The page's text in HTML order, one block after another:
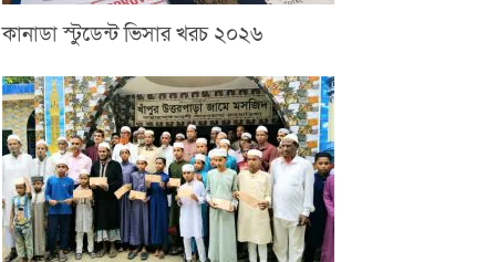
কানাডা স্টুডেন্ট ভিসার খরচ ২০২৬